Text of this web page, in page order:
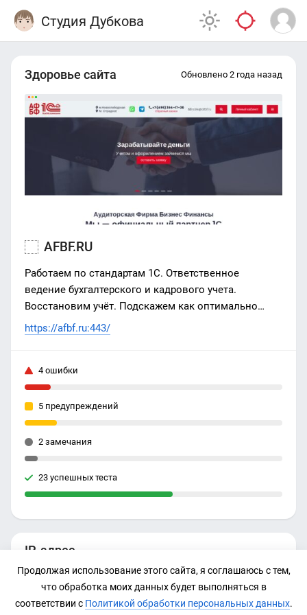
Студия Дубкова
IP-адрес
37.140.192.209
Здоровье сайта Обновлено 2 года назад
AFBF.RU
Работаем по стандартам 1С. Ответственное
ведение бухгалтерского и кадрового учета.
Восстановим учёт. Подскажем как оптимально
работать дальше
https://afbf.ru:443/
4 ошибки
5 предупреждений
2 замечания
23 успешных теста
Продолжая использование этого сайта, я соглашаюсь с тем,
что обработка моих данных будет выполняться в
соответствии с Политикой обработки персональных данных.